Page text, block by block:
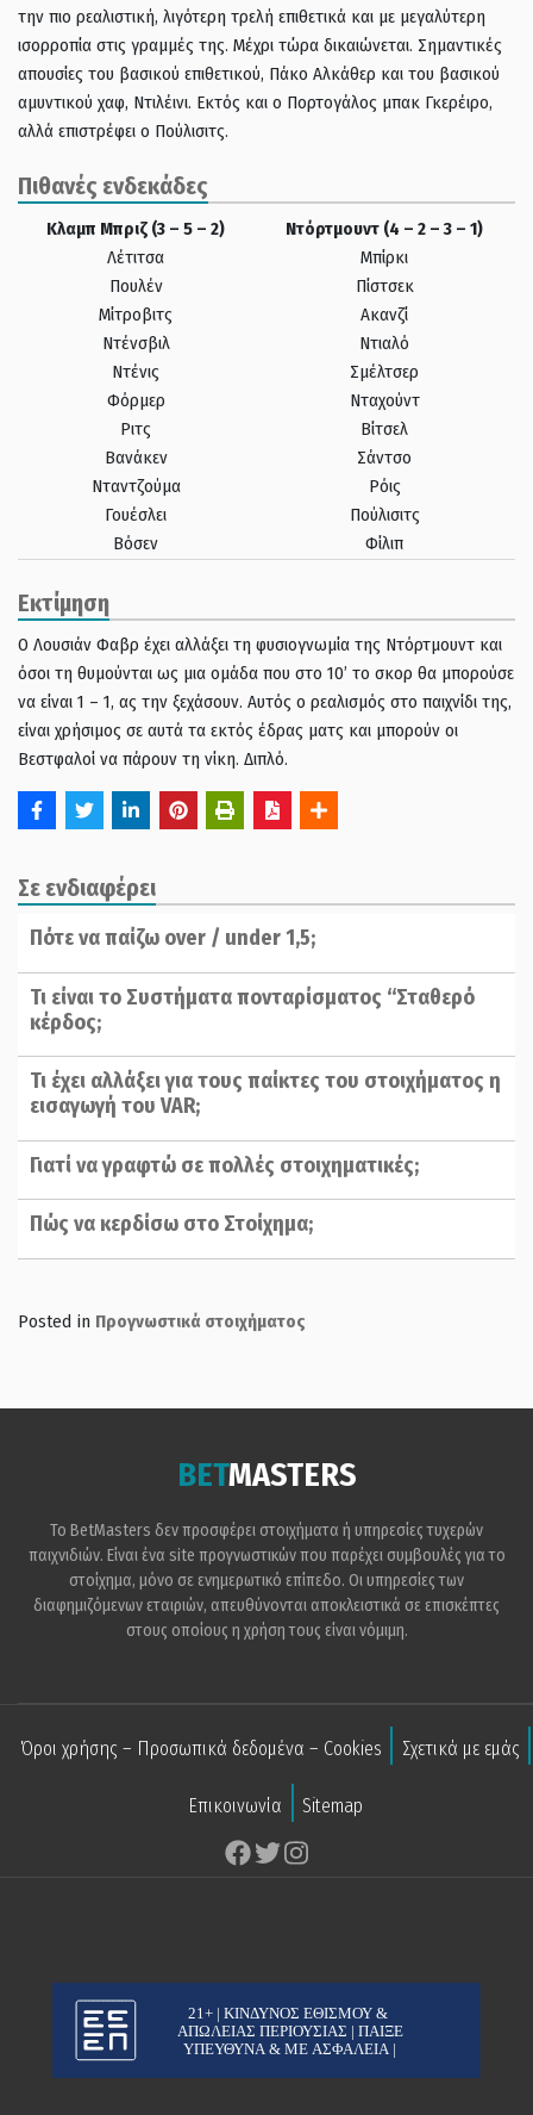
την πιο ρεαλιστική, λιγότερη τρελή επιθετικά και με μεγαλύτερη
ισορροπία στις γραμμές της. Μέχρι τώρα δικαιώνεται. Σημαντικές
απουσίες του βασικού επιθετικού, Πάκο Αλκάθερ και του βασικού
αμυντικού χαφ, Ντιλέινι. Εκτός και ο Πορτογάλος μπακ Γκερέιρο,
αλλά επιστρέφει ο Πούλισιτς.
Πιθανές ενδεκάδες
Κλαμπ Μπριζ (3 – 5 – 2)
Λέτιτσα
Πουλέν
Μίτροβιτς
Ντένσβιλ
Ντένις
Φόρμερ
Ριτς
Βανάκεν
Νταντζούμα
Γουέσλει
Βόσεν
Ντόρτμουντ (4 – 2 – 3 – 1)
Μπίρκι
Πίστσεκ
Ακανζί
Ντιαλό
Σμέλτσερ
Νταχούντ
Βίτσελ
Σάντσο
Ρόις
Πούλισιτς
Φίλιπ
Εκτίμηση
Ο Λουσιάν Φαβρ έχει αλλάξει τη φυσιογνωμία της Ντόρτμουντ και
όσοι τη θυμούνται ως μια ομάδα που στο 10’ το σκορ θα μπορούσε
να είναι 1 – 1, ας την ξεχάσουν. Αυτός ο ρεαλισμός στο παιχνίδι της,
είναι χρήσιμος σε αυτά τα εκτός έδρας ματς και μπορούν οι
Βεστφαλοί να πάρουν τη νίκη. Διπλό.
Σε ενδιαφέρει
Πότε να παίζω over / under 1,5;
Τι είναι το Συστήματα πονταρίσματος “Σταθερό
κέρδος;
Τι έχει αλλάξει για τους παίκτες του στοιχήματος η
εισαγωγή του VAR;
Γιατί να γραφτώ σε πολλές στοιχηματικές;
Πώς να κερδίσω στο Στοίχημα;
Posted in Προγνωστικά στοιχήματος
BETMASTERS
Το BetMasters δεν προσφέρει στοιχήματα ή υπηρεσίες τυχερών
παιχνιδιών. Είναι ένα site προγνωστικών που παρέχει συμβουλές για το
στοίχημα, μόνο σε ενημερωτικό επίπεδο. Οι υπηρεσίες των
διαφημιζόμενων εταιριών, απευθύνονται αποκλειστικά σε επισκέπτες
στους οποίους η χρήση τους είναι νόμιμη.
Όροι χρήσης – Προσωπικά δεδομένα – Cookies Σχετικά με εμάς
Επικοινωνία Sitemap